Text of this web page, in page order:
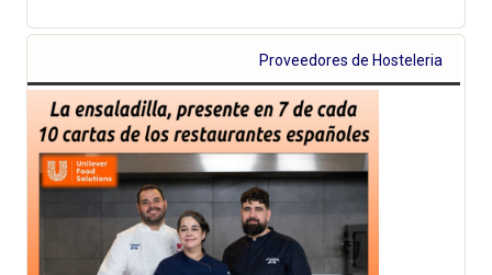
Proveedores de Hosteleria